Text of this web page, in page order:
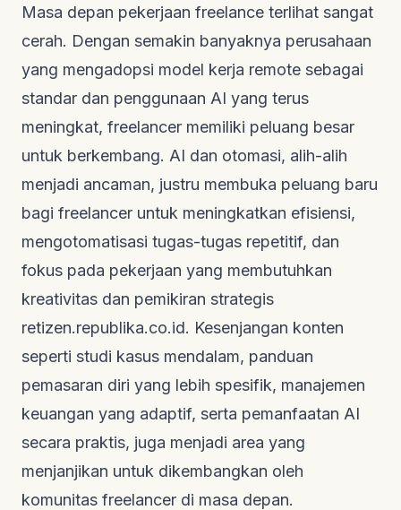
Masa depan pekerjaan freelance terlihat sangat
cerah. Dengan semakin banyaknya perusahaan
yang mengadopsi model kerja remote sebagai
standar dan penggunaan AI yang terus
meningkat, freelancer memiliki peluang besar
untuk berkembang. AI dan otomasi, alih-alih
menjadi ancaman, justru membuka peluang baru
bagi freelancer untuk meningkatkan efisiensi,
mengotomatisasi tugas-tugas repetitif, dan
fokus pada pekerjaan yang membutuhkan
kreativitas dan pemikiran strategis
retizen.republika.co.id. Kesenjangan konten
seperti studi kasus mendalam, panduan
pemasaran diri yang lebih spesifik, manajemen
keuangan yang adaptif, serta pemanfaatan AI
secara praktis, juga menjadi area yang
menjanjikan untuk dikembangkan oleh
komunitas freelancer di masa depan.